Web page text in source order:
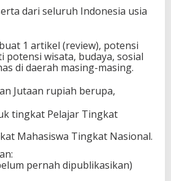
dari seluruh Indonesia usia
1 artikel (review), potensi
potensi wisata, budaya, sosial
di daerah masing-masing.
Jutaan rupiah berupa,
tingkat Pelajar Tingkat
Mahasiswa Tingkat Nasional.
pernah dipublikasikan)